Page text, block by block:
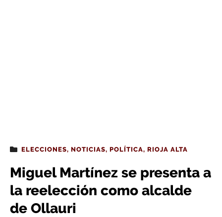
ELECCIONES, NOTICIAS, POLÍTICA, RIOJA ALTA
Miguel Martínez se presenta a
la reelección como alcalde
de Ollauri